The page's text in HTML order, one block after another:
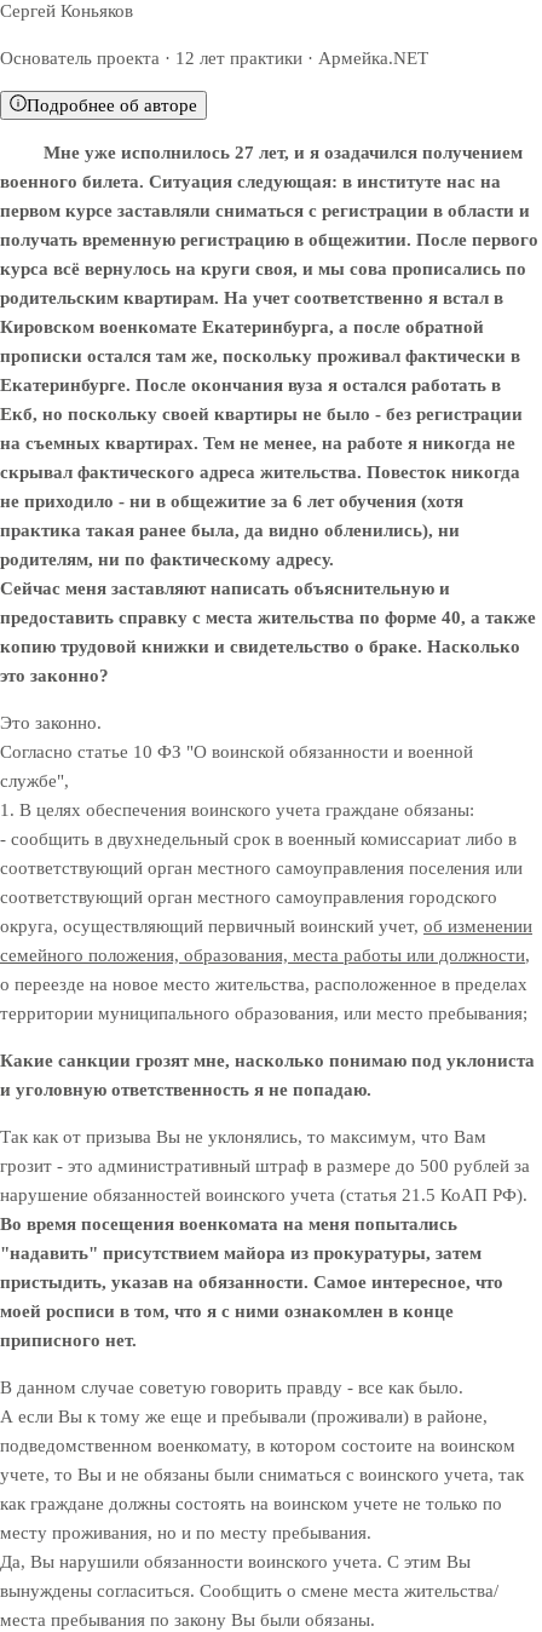
Сергей Коньяков
Основатель проекта · 12 лет практики · Армейка.NET
Подробнее об авторе
Мне уже исполнилось 27 лет, и я озадачился получением
военного билета. Ситуация следующая: в институте нас на
первом курсе заставляли сниматься с регистрации в области и
получать временную регистрацию в общежитии. После первого
курса всё вернулось на круги своя, и мы сова прописались по
родительским квартирам. На учет соответственно я встал в
Кировском военкомате Екатеринбурга, а после обратной
прописки остался там же, поскольку проживал фактически в
Екатеринбурге. После окончания вуза я остался работать в
Екб, но поскольку своей квартиры не было - без регистрации
на съемных квартирах. Тем не менее, на работе я никогда не
скрывал фактического адреса жительства. Повесток никогда
не приходило - ни в общежитие за 6 лет обучения (хотя
практика такая ранее была, да видно обленились), ни
родителям, ни по фактическому адресу.
Сейчас меня заставляют написать объяснительную и
предоставить справку с места жительства по форме 40, а также
копию трудовой книжки и свидетельство о браке. Насколько
это законно?
Это законно.
Согласно статье 10 ФЗ "О воинской обязанности и военной
службе",
1. В целях обеспечения воинского учета граждане обязаны:
- сообщить в двухнедельный срок в военный комиссариат либо в
соответствующий орган местного самоуправления поселения или
соответствующий орган местного самоуправления городского
округа, осуществляющий первичный воинский учет, об изменении
семейного положения, образования, места работы или должности,
о переезде на новое место жительства, расположенное в пределах
территории муниципального образования, или место пребывания;
Какие санкции грозят мне, насколько понимаю под уклониста
и уголовную ответственность я не попадаю.
Так как от призыва Вы не уклонялись, то максимум, что Вам
грозит - это административный штраф в размере до 500 рублей за
нарушение обязанностей воинского учета (статья 21.5 КоАП РФ).
Во время посещения военкомата на меня попытались
"надавить" присутствием майора из прокуратуры, затем
пристыдить, указав на обязанности. Самое интересное, что
моей росписи в том, что я с ними ознакомлен в конце
приписного нет.
В данном случае советую говорить правду - все как было.
А если Вы к тому же еще и пребывали (проживали) в районе,
подведомственном военкомату, в котором состоите на воинском
учете, то Вы и не обязаны были сниматься с воинского учета, так
как граждане должны состоять на воинском учете не только по
месту проживания, но и по месту пребывания.
Да, Вы нарушили обязанности воинского учета. С этим Вы
вынуждены согласиться. Сообщить о смене места жительства/
места пребывания по закону Вы были обязаны.